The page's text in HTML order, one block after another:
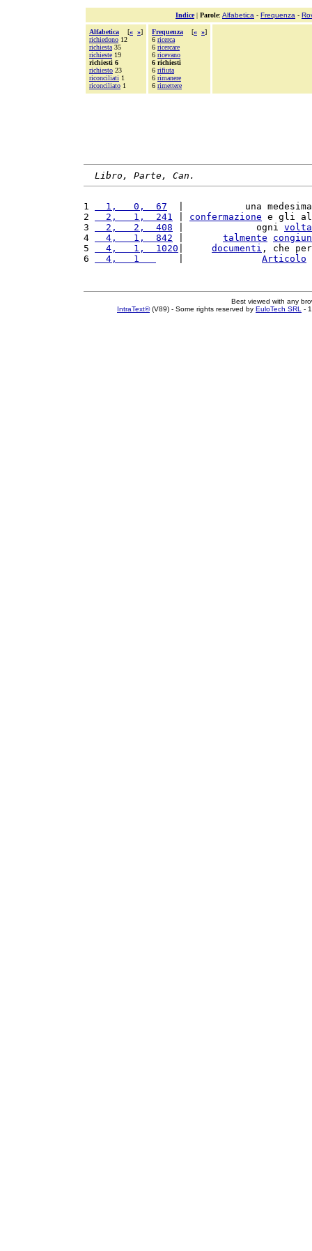
Indice| Parole: Alfabetica - Frequenza -
Alfabetica [« »]
richiedono 12
richiesta 35
richieste 19
richiesti 6
richiesto 23
riconciliati 1
riconciliato 1
Frequenza [« »]
6 ricerca
6 ricercare
6 ricevano
6 richiesti
6 rifiuta
6 rimanere
6 rimettere
Libro, Parte, Can.
1
  1,   0,  67
|           una
2
  2,   1,  241
confermazione e gli
3
  2,   2,  408
|             ogni volta
4
  4,   1,  842
talmente
5
  4,   1,  1020
documenti , che
6
  4,   1
Articolo
Best viewed with any
IntraText®(V89) - Some rights reserved by EuloTech SRL -